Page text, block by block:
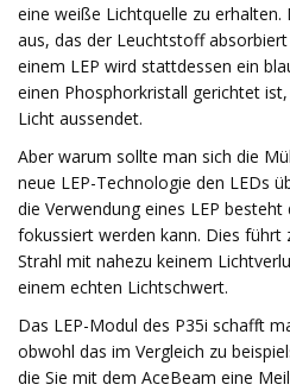
eine weiße Lichtquelle zu
aus, das der Leuchtstoff
einem LEP wird stattdessen ein
einen Phosphorkristall gerichtet
Licht aussendet.
Aber warum sollte man sich die
neue LEP-Technologie den LEDs
die Verwendung eines LEP
fokussiert werden kann. Dies führt
Strahl mit nahezu keinem
einem echten Lichtschwert.
Das LEP-Modul des P35i schafft
obwohl das im Vergleich zu
die Sie mit dem AceBeam eine